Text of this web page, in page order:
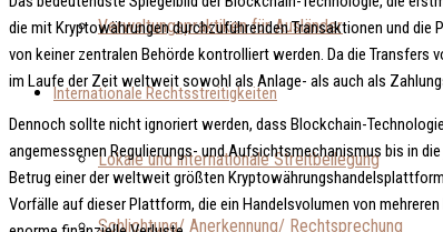
Verwaltungspraktiken für Ausländer
Internationale Rechtsstreitigkeiten
Lokale und internationale Streitbeilegung
Schlichtung/ Anerkennung/ Rechtsprechung
die mit Kryptowährungen durchzuführenden Transaktionen und
von keiner zentralen Behörde kontrolliert werden. Da die
im Laufe der Zeit weltweit sowohl als Anlage- als auch als
Dennoch sollte nicht ignoriert werden, dass Blockchain-
angemessenen Regulierungs- und Aufsichtsmechanismus bis in
Betrug einer der weltweit größten
Vorfälle auf dieser Plattform, die ein Handelsvolumen von